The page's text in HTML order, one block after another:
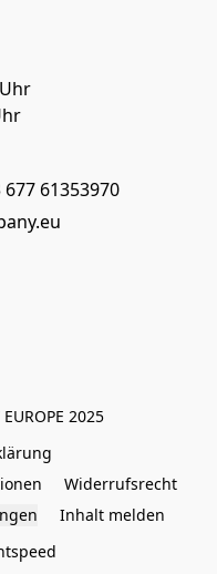
677 61353970
EUROPE 2025
Widerrufsrecht
Inhalt melden